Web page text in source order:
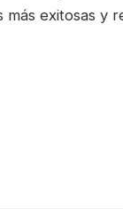
exitosas y